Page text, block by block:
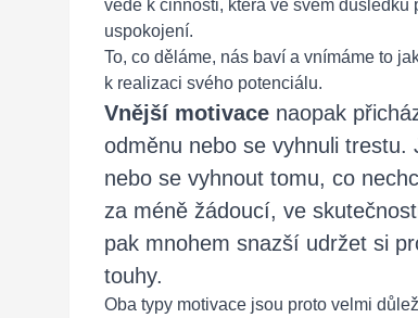
vede k činnosti, která ve svém důsledku
uspokojení.
To, co děláme, nás baví a vnímáme to
k realizaci svého potenciálu.
Vnější motivace naopak
odměnu nebo se vyhnuli
nebo se vyhnout tomu, co
za méně žádoucí, ve
pak mnohem snazší udržet si
touhy.
Oba typy motivace jsou proto velmi